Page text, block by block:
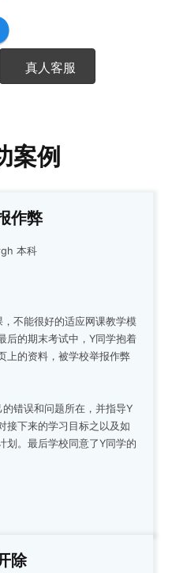
真人客服
案例
作弊
本科
不能很好的适应网课教学模
后的期末考试中，Y同学抱着
上的资料，被学校举报作弊
错误和问题所在，并指导Y
接下来的学习目标之以及如
划。最后学校同意了Y同学的
除